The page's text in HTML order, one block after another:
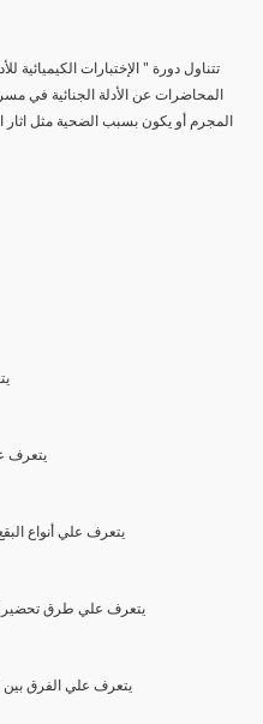
تتناول دورة " الإختبارات
المحاضرات عن الأدلة الجنائية في
المجرم أو يكون بسبب الضحية مثل اثار
(2)
(3) يتعرف علي أنواع
(4) يتعرف علي طرق تحضير
(5) يتعرف علي الفرق بين